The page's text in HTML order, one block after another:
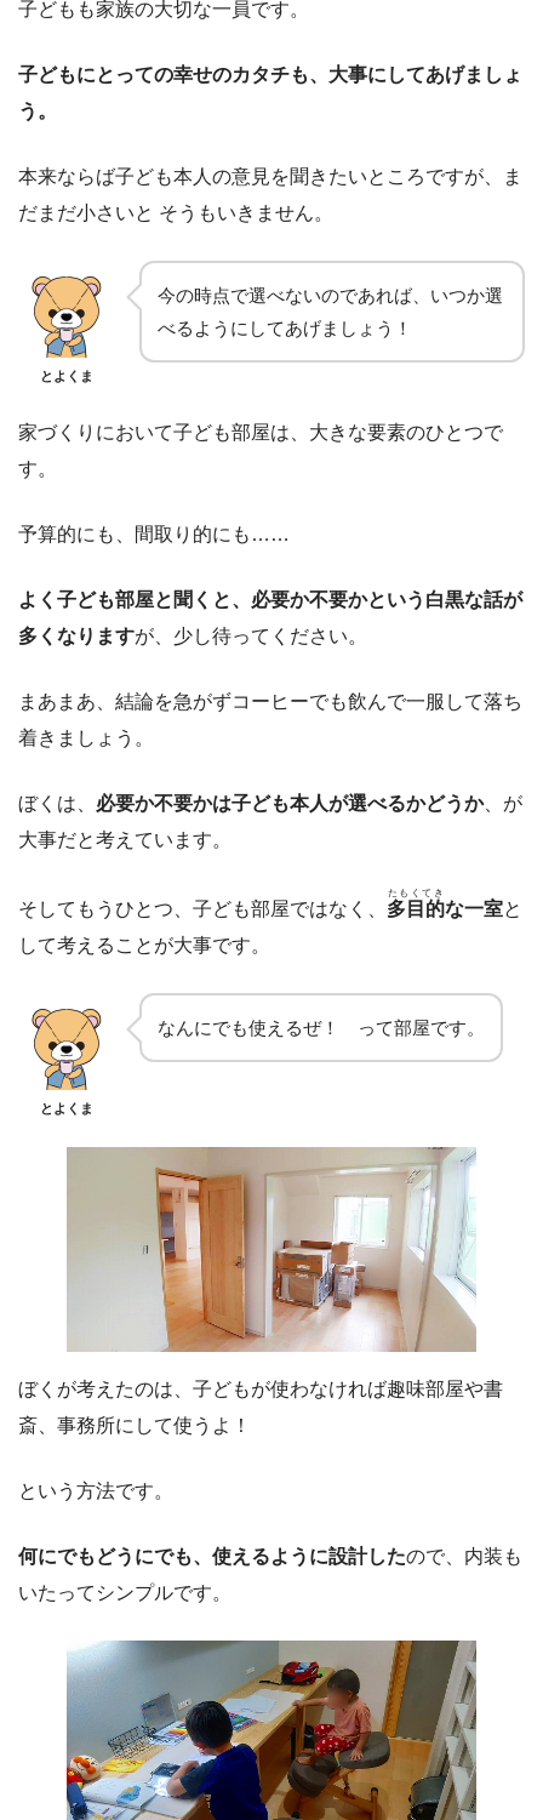
子どもも家族の大切な一員です。
子どもにとっての幸せのカタチも、大事にしてあげましょ
う。
本来ならば子ども本人の意見を聞きたいところですが、ま
だまだ小さいと そうもいきません。
とよくま
今の時点で選べないのであれば、いつか選
べるようにしてあげましょう！
家づくりにおいて子ども部屋は、大きな要素のひとつで
す。
予算的にも、間取り的にも……
よく子ども部屋と聞くと、必要か不要かという白黒な話が
多くなりますが、少し待ってください。
まあまあ、結論を急がずコーヒーでも飲んで一服して落ち
着きましょう。
ぼくは、 必要か不要かは子ども本人が選べるかどうか、が
大事だと考えています。
そしてもうひとつ、子ども部屋ではなく、 多目的
たもくてき
な一室と
して考えることが大事です。
とよくま
なんにでも使えるぜ！ って部屋です。
ぼくが考えたのは、子どもが使わなければ趣味部屋や書
斎、事務所にして使うよ！
という方法です。
何にでもどうにでも、使えるように設計したので、内装も
いたってシンプルです。